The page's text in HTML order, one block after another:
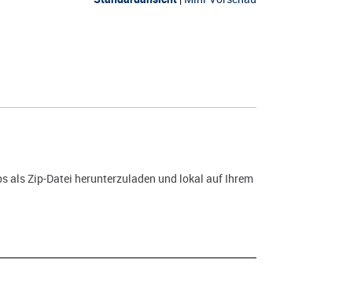
als Zip-Datei herunterzuladen und lokal auf Ihrem